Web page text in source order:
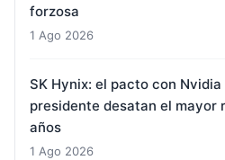
forzosa
1 Ago 2026
SK Hynix: el pacto con
presidente desatan el mayor
años
1 Ago 2026